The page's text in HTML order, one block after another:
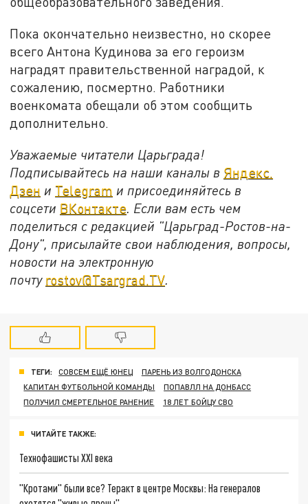
Пока окончательно неизвестно, но скорее
всего Антона Кудинова за его героизм
наградят правительственной наградой, к
сожалению, посмертно. Работники
военкомата обещали об этом сообщить
дополнительно.
Уважаемые читатели Царьграда!
Подписывайтесь на наши каналы в Яндекс.
Дзен и Telegram и присоединяйтесь в
соцсети ВКонтакте . Если вам есть чем
поделиться с редакцией "Царьград-Ростов-на-
Дону", присылайте свои наблюдения, вопросы,
новости на электронную
почту rostov@Tsargrad.ТV
ТЕГИ: СОВСЕМ ЕЩЁ ЮНЕЦ
ПАРЕНЬ ИЗ ВОЛГОДОНСКА
КАПИТАН ФУТБОЛЬНОЙ КОМАНДЫ
ПОПАВЛЛ НА ДОНБАСС
ПОЛУЧИЛ СМЕРТЕЛЬНОЕ РАНЕНИЕ
18 ЛЕТ БОЙЦУ СВО
ЧИТАЙТЕ ТАКЖЕ:
Технофашисты XXI века
"Кротами" были все? Теракт в центре Москвы: На генералов